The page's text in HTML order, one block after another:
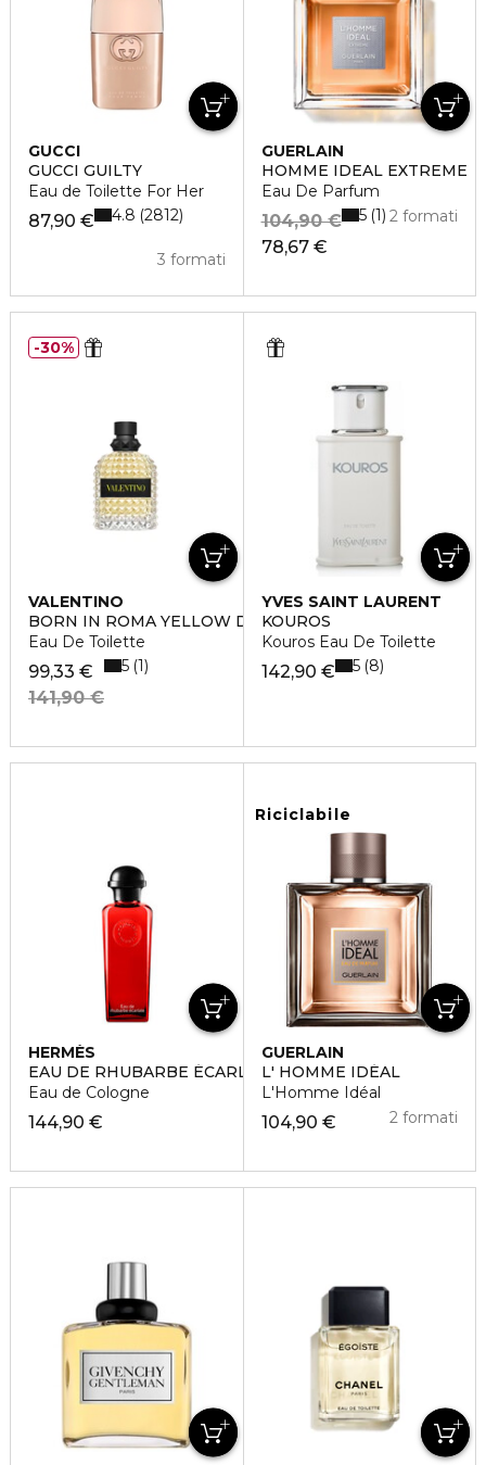
GUCCI
GUCCI GUILTY
Eau de Toilette For Her
87,90 €
3 formati
4.8 2812
GUERLAIN
HOMME IDEAL EXTREME
Eau De Parfum
78,67 €
104,90 € 2 formati
5 1
VALENTINO
BORN IN ROMA YELLOW DREAM UOMO
Eau De Toilette
99,33 €
141,90 €
5 1
30%
YVES SAINT LAURENT
KOUROS
Kouros Eau De Toilette
142,90 € 5 8
HERMÈS
EAU DE RHUBARBE ÉCARLATE
Eau de Cologne
144,90 €
Riciclabile
GUERLAIN
L' HOMME IDÉAL
L'Homme Idéal
104,90 € 2 formati